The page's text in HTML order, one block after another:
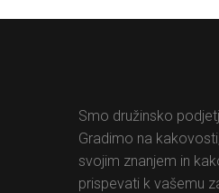
Smo družinsko
Gradimo na
svojim znanjem in
prispevati k vašemu